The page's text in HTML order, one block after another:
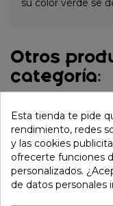
Otros
categoría:
Esta tienda te pide
rendimiento, redes
y las cookies
ofrecerte funciones
personalizados.
de datos personales